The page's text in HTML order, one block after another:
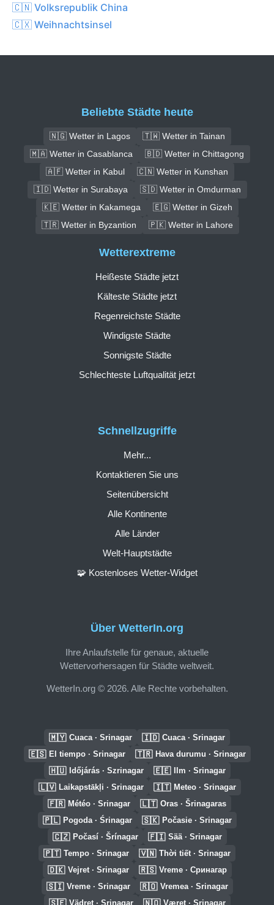
🇨🇳 Volksrepublik China
🇨🇽 Weihnachtsinsel
Beliebte Städte heute
🇳🇬 Wetter in Lagos
🇹🇼 Wetter in Tainan
🇲🇦 Wetter in Casablanca
🇧🇩 Wetter in Chittagong
🇦🇫 Wetter in Kabul
🇨🇳 Wetter in Kunshan
🇮🇩 Wetter in Surabaya
🇸🇩 Wetter in Omdurman
🇰🇪 Wetter in Kakamega
🇪🇬 Wetter in Gizeh
🇹🇷 Wetter in Byzantion
🇵🇰 Wetter in Lahore
Über WetterIn.org
Ihre Anlaufstelle für genaue, aktuelle
Wettervorhersagen für Städte weltweit.
WetterIn.org © 2026. Alle Rechte vorbehalten.
Schnellzugriffe
Mehr...
Kontaktieren Sie uns
Seitenübersicht
Alle Kontinente
Alle Länder
Welt-Hauptstädte
🧩 Kostenloses Wetter-Widget
Wetterextreme
Heißeste Städte jetzt
Kälteste Städte jetzt
Regenreichste Städte
Windigste Städte
Sonnigste Städte
Schlechteste Luftqualität jetzt
🇲🇾 Cuaca · Srinagar 🇮🇩 Cuaca · Srinagar
🇪🇸 El tiempo · Srinagar 🇹🇷 Hava durumu · Srinagar
🇭🇺 Időjárás · Szrinagar 🇪🇪 Ilm · Srinagar
🇱🇻 Laikapstākļi · Srinagar 🇮🇹 Meteo · Srinagar
🇫🇷 Météo · Srinagar 🇱🇹 Oras · Šrinagaras
🇵🇱 Pogoda · Śrinagar 🇸🇰 Počasie · Srinagar
🇨🇿 Počasí · Šrínagar 🇫🇮 Sää · Srinagar
🇵🇹 Tempo · Srinagar 🇻🇳 Thời tiết · Srinagar
🇩🇰 Vejret · Srinagar 🇷🇸 Vreme · Сринагар
🇸🇮 Vreme · Srinagar 🇷🇴 Vremea · Srinagar
🇸🇪 Vädret · Srinagar 🇳🇴 Været · Srinagar